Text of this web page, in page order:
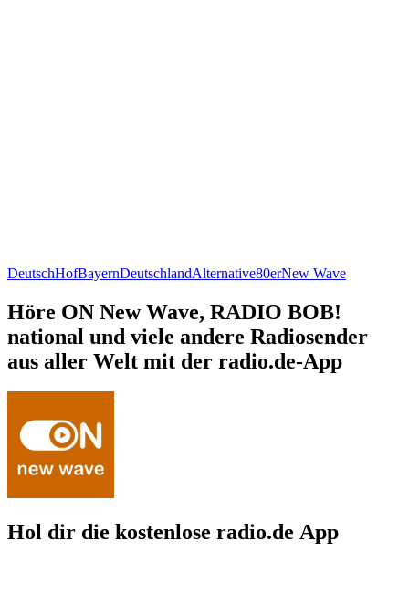
DeutschHofBayernDeutschlandAlternative80erNew Wave
Höre ON New Wave, RADIO BOB!
national und viele andere Radiosender
aus aller Welt mit der radio.de-App
Hol dir die kostenlose radio.de App